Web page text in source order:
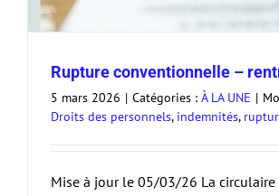
Rupture conventionnelle –
5 mars 2026 | Catégories : À LA UNE |
Droits des personnels, indemnités,
Mise à jour le 05/03/26 La circulaire